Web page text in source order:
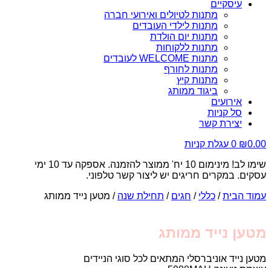
עיסקיים
מתנות לטיולים ואירועי חברה
מתנות לילדי העובדים
מתנות יום הולדת
מתנות ללקוחות
מתנות WELCOME לעובדים
מתנות לחורף
מתנות קיץ
ביגוד ממותג
אירועים
סל קניות
יצירת קשר
₪0.00
0 עגלת קניות
שימו לב! מינימום 10 יח' ממוצר להזמנה. אספקה עד 10 ימי
עסקים. במקרים חריגים יש ליצור קשר טלפוני.
עמוד הבית/ כללי / חגים / תחילת שנה / מטען נייד ממותג
מטען נייד ממותג
מטען נייד אוניברסלי המתאים לכל סוגי הניידים